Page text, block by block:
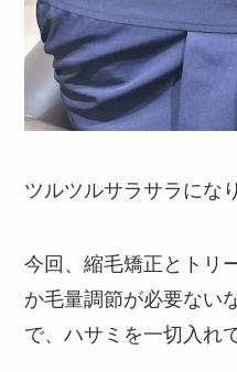
ツルツルサラサラにな
今回、縮毛矯正とトリ
か毛量調節が必要ない
で、ハサミを一切入れ